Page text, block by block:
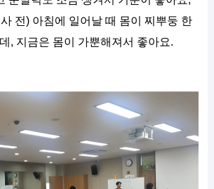
전) 아침에 일어날 때 몸이 찌뿌둥 한
, 지금은 몸이 가뿐해져서 좋아요.